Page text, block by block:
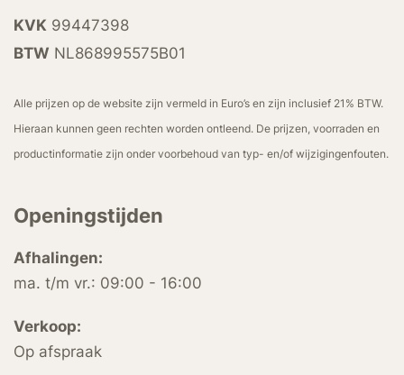
KVK 99447398
BTW NL868995575B01
Alle prijzen op de website zijn vermeld in Euro’s en zijn inclusief 21% BTW.
Hieraan kunnen geen rechten worden ontleend. De prijzen, voorraden en
productinformatie zijn onder voorbehoud van typ- en/of wijzigingenfouten.
Openingstijden
Afhalingen:
ma. t/m vr.: 09:00 - 16:00
Verkoop:
Op afspraak